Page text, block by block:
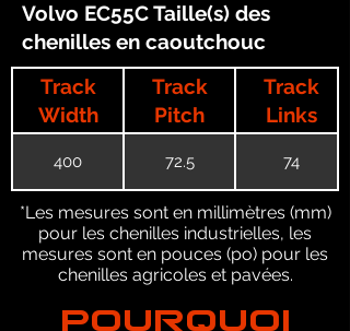
Volvo EC55C Taille(s) des
chenilles en caoutchouc
Track
Width
Track
Pitch
Track
Links
400 72.5 74
*Les mesures sont en millimètres (mm)
pour les chenilles industrielles, les
mesures sont en pouces (po) pour les
chenilles agricoles et pavées.
POURQUOI